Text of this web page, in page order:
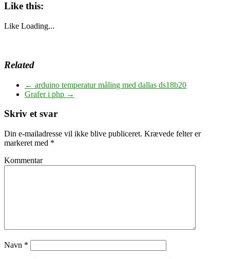
Like this:
Like Loading...
Related
← arduino temperatur måling med dallas ds18b20
Grafer i php →
Skriv et svar
Din e-mailadresse vil ikke blive publiceret. Krævede felter er
markeret med *
Kommentar
Navn *